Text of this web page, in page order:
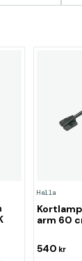
Hella
arm 60
540 kr